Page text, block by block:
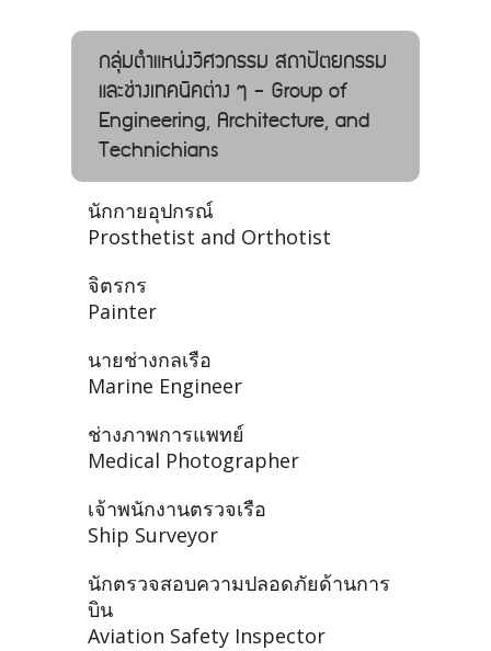
กลุ่มตำแหน่งวิศวกรรม สถาปัตยกรรม
และช่างเทคนิคต่าง ๆ - Group of
Engineering, Architecture, and
Technichians
นักกายอุปกรณ์
Prosthetist and Orthotist
จิตรกร
Painter
นายช่างกลเรือ
Marine Engineer
ช่างภาพการแพทย์
Medical Photographer
เจ้าพนักงานตรวจเรือ
Ship Surveyor
นักตรวจสอบความปลอดภัยด้านการ
บิน
Aviation Safety Inspector